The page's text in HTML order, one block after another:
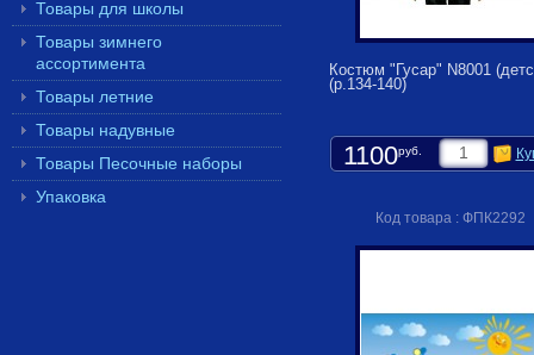
Товары для школы
Товары зимнего
ассортимента
Товары летние
Товары надувные
Товары Песочные наборы
Упаковка
Костюм "Гусар" N8001
(р.134-140)
1100руб.
Код товара : ФПК2292